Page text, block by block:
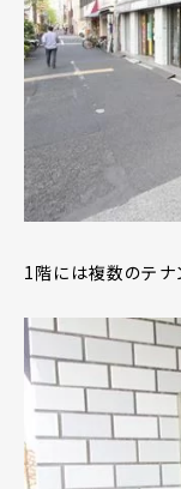
1階には複数のテナ